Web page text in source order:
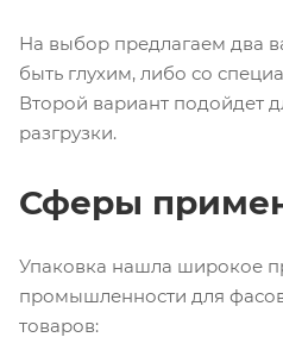
На выбор предлагаем два
быть глухим, либо со
Второй вариант подойдет
разгрузки.
Сферы
Упаковка нашла широкое
промышленности для
товаров: